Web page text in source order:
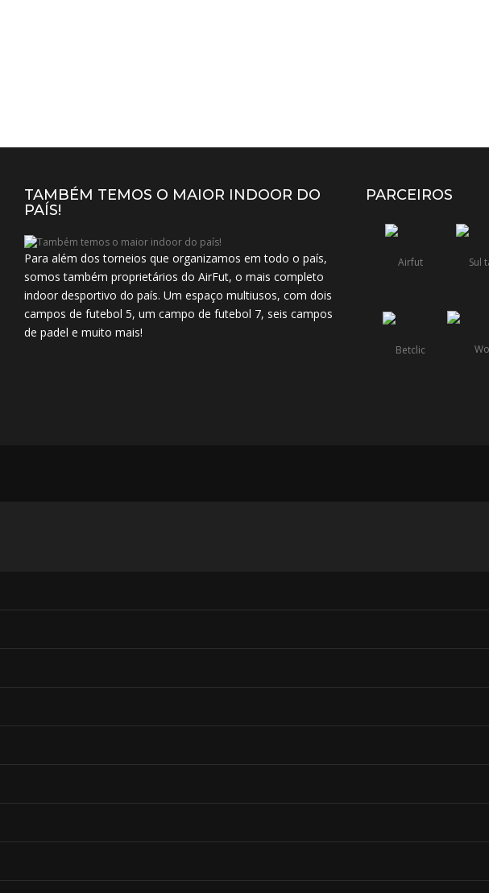
TAMBÉM TEMOS O MAIOR INDOOR DO
PAÍS!
Para além dos torneios que organizamos em todo o país,
somos também proprietários do AirFut, o mais completo
indoor desportivo do país. Um espaço multiusos, com dois
campos de futebol 5, um campo de futebol 7, seis campos
de padel e muito mais!
PARCEIROS